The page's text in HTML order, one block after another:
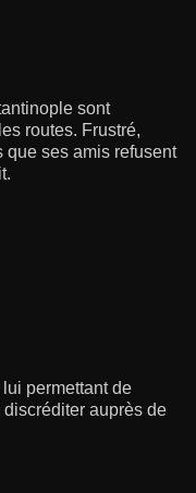
sont
routes. Frustré,
que ses amis refusent
lui permettant de
discréditer auprès de